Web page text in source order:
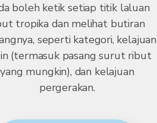
boleh ketik setiap titik laluan
tropika dan melihat butiran
seperti kategori, kelajuan
(termasuk pasang surut ribut
yang mungkin), dan kelajuan
pergerakan.